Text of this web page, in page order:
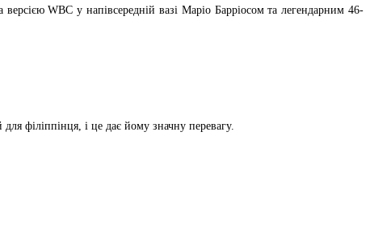
WBC у напівсередній вазі Маріо Барріосом та легендарним 46-
філіппінця, і це дає йому значну перевагу.